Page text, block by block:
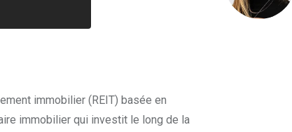
immobilier (REIT) basée en
immobilier qui investit le long de la